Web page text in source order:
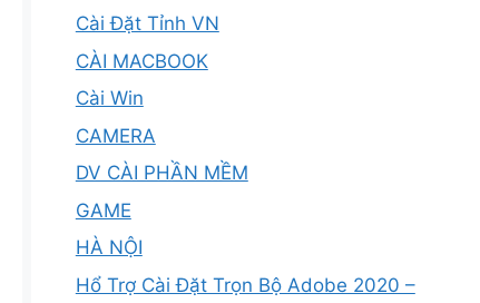
Cài Đặt Tỉnh VN
CÀI MACBOOK
Cài Win
CAMERA
DV CÀI PHẦN MỀM
GAME
HÀ NỘI
Hổ Trợ Cài Đặt Trọn Bộ Adobe 2020 –